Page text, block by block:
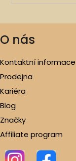
O nás
Kontaktní informace
Prodejna
Kariéra
Blog
Značky
Affiliate program